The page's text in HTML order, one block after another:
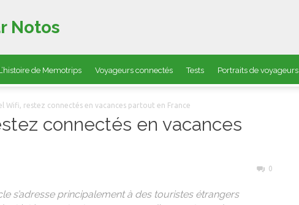
Notos
de Memotrips Voyageurs connectés Tests Portraits de voyageurs
Wifi, restez connectés en vacances partout en France
connectés en vacances
0
s’adresse principalement à des touristes étrangers